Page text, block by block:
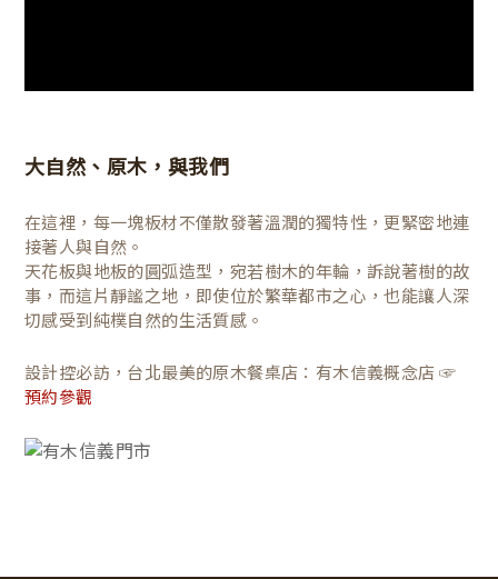
大自然、原木，與我們
在這裡，每一塊板材不僅散發著溫潤的獨特性，更緊密地連
接著人與自然。
天花板與地板的圓弧造型，宛若樹木的年輪，訴說著樹的故
事，而這片靜謐之地，即使位於繁華都市之心，也能讓人深
切感受到純樸自然的生活質感。
設計控必訪，台北最美的原木餐桌店：有木信義概念店 ☞
預約參觀